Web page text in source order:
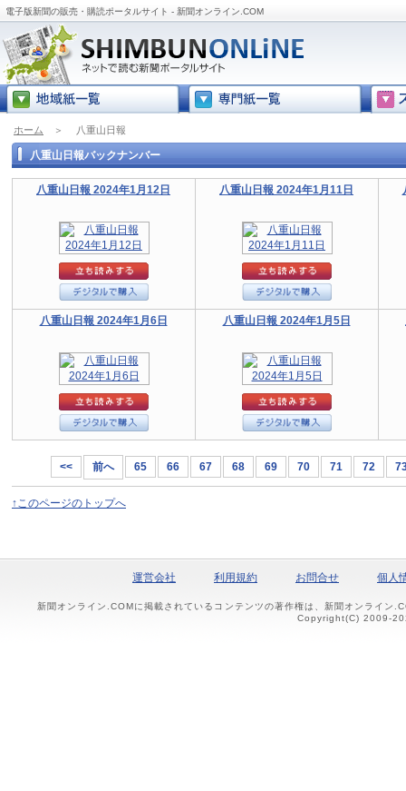
電子版新聞の販売・購読ポータルサイト - 新聞オンライン.COM
ホーム ＞ 八重山日報
八重山日報バックナンバー
八重山日報 2024年1月12日 八重山日報 2024年1月11日
八重山日報 2024年1月6日 八重山日報 2024年1月5日
<< 前へ 65 66 67 68 69 70 71 72
↑このページのトップへ
運営会社 利用規約 お問合せ 個人
新聞オンライン.COMに掲載されているコンテンツの著作権は、新聞オンライン
Copyright(C) 2009-